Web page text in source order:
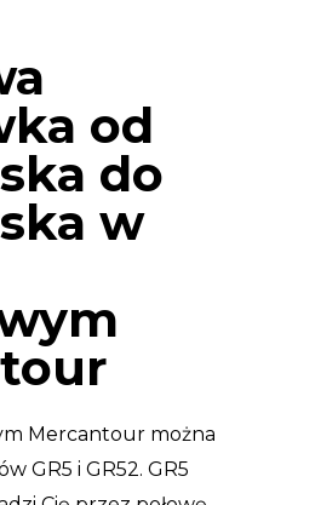
od
do
w
Mercantour można
GR5 i GR52. GR5